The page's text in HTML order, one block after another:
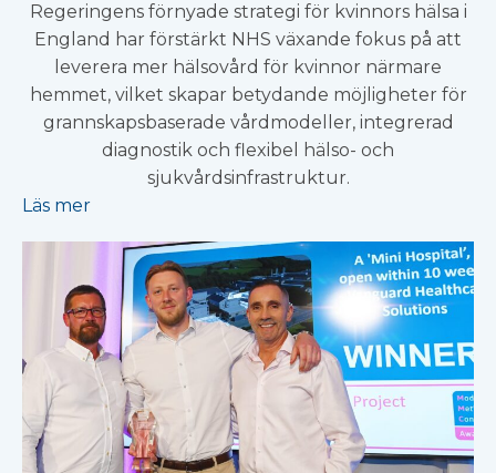
Regeringens förnyade strategi för kvinnors hälsa i
England har förstärkt NHS växande fokus på att
leverera mer hälsovård för kvinnor närmare
hemmet, vilket skapar betydande möjligheter för
grannskapsbaserade vårdmodeller, integrerad
diagnostik och flexibel hälso- och
sjukvårdsinfrastruktur.
Läs mer